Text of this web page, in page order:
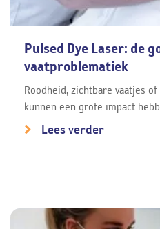
Pulsed Dye Laser: de
vaatproblematiek
Roodheid, zichtbare vaatjes
kunnen een grote impact
Lees verder